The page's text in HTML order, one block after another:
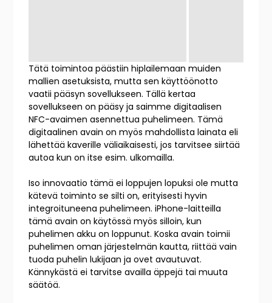
Tätä toimintoa päästiin hiplailemaan muiden
mallien asetuksista, mutta sen käyttöönotto
vaatii pääsyn sovellukseen. Tällä kertaa
sovellukseen on pääsy ja saimme digitaalisen
NFC-avaimen asennettua puhelimeen. Tämä
digitaalinen avain on myös mahdollista lainata eli
lähettää kaverille väliaikaisesti, jos tarvitsee siirtää
autoa kun on itse esim. ulkomailla.
Iso innovaatio tämä ei loppujen lopuksi ole mutta
kätevä toiminto se silti on, erityisesti hyvin
integroituneena puhelimeen. iPhone-laitteilla
tämä avain on käytössä myös silloin, kun
puhelimen akku on loppunut. Koska avain toimii
puhelimen oman järjestelmän kautta, riittää vain
tuoda puhelin lukijaan ja ovet avautuvat.
Kännykästä ei tarvitse availla äppejä tai muuta
säätöä.